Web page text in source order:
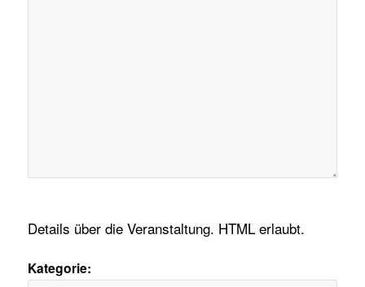
Details über die Veranstaltung. HTML erlaubt.
Kategorie: